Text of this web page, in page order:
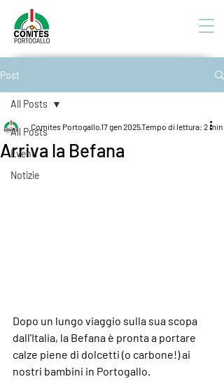
Post
All Posts
Eventi
Notizie
All Posts
Arriva la Befana
Comites Portogallo17 gen 2025Tempo di lettura: 2 min
Dopo un lungo viaggio sulla sua scopa
dall'Italia, la Befana è pronta a portare
calze piene di dolcetti (o carbone!) ai
nostri bambini in Portogallo.